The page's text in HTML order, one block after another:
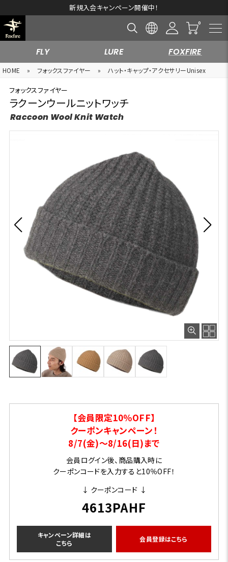
新規入会キャンペーン開催中！
FLY LURE FOXFIRE
HOME » フォックスファイヤー » ハット・キャップ・アクセサリーUnisex
フォックスファイヤー
ラクーンウールニットワッチ
Raccoon Wool Knit Watch
【会員限定10％OFF】
クーポンキャンペーン！
8/7(金)～8/16(日)まで
会員ログイン後、商品購入時に
クーポンコードを入力すると10％OFF！
↓ クーポンコード ↓
4613PAHF
キャンペーン詳細は
こちら
会員登録はこちら